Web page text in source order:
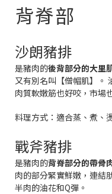
背脊部
沙朗豬排
是豬肉的後背部分的大里
又有別名叫【僧帽肌】
。
肉質軟嫩筋也好咬，市場
料理方式： 適合蒸、煮、
戰斧豬排
是豬肉的背脊部分的帶骨
肉的部分緊實鮮嫩，連結
半肉的油花和Q彈。